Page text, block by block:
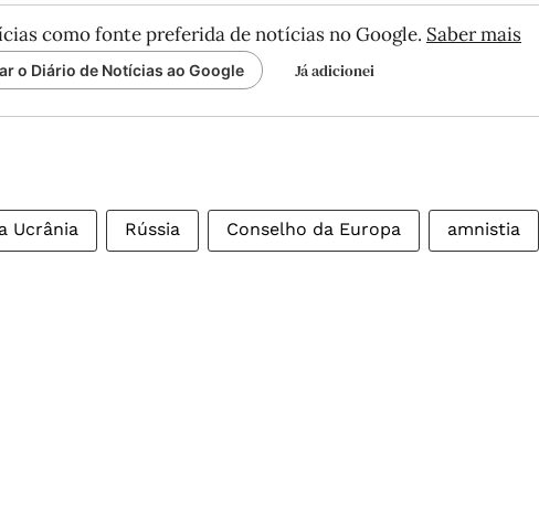
como fonte preferida de notícias no Google. Saber mais
o Diário de Notícias ao Google Já adicionei
Ucrânia Rússia Conselho da Europa amnistia